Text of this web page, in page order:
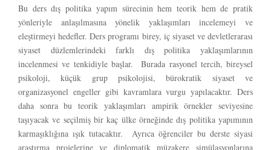
Bu ders dış politika yapım sürecinin hem teorik hem de pratik
yönleriyle anlaşılmasına yönelik yaklaşımları incelemeyi ve
eleştirmeyi hedefler. Ders programı birey, iç siyaset ve devletlerarası
siyaset düzlemlerindeki farklı dış politika yaklaşımlarının
incelenmesi ve tenkidiyle başlar. Burada rasyonel tercih, bireysel
psikoloji, küçük grup psikolojisi, bürokratik siyaset ve
organizasyonel engeller gibi kavramlara vurgu yapılacaktır. Ders
daha sonra bu teorik yaklaşımları ampirik örnekler seviyesine
taşıyacak ve seçilmiş bir kaç ülke örneğinde dış politika yapımının
karmaşıklığına ışık tutacaktır. Ayrıca öğrenciler bu derste siyasi
araştırma projelerine ve diplomatik müzakere simülasyonlarına